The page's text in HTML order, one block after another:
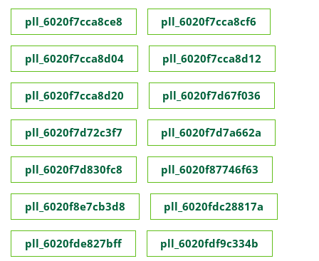
pll_6020f7cca8ce8 pll_6020f7cca8cf6
pll_6020f7cca8d04 pll_6020f7cca8d12
pll_6020f7cca8d20 pll_6020f7d67f036
pll_6020f7d72c3f7 pll_6020f7d7a662a
pll_6020f7d830fc8 pll_6020f87746f63
pll_6020f8e7cb3d8 pll_6020fdc28817a
pll_6020fde827bff pll_6020fdf9c334b